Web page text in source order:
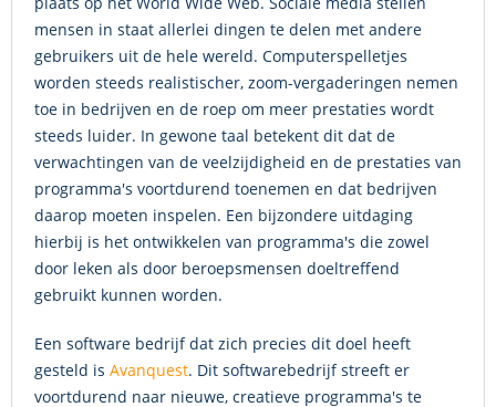
mensen in staat allerlei dingen te delen met andere
gebruikers uit de hele wereld. Computerspelletjes
worden steeds realistischer, zoom-vergaderingen nemen
toe in bedrijven en de roep om meer prestaties wordt
steeds luider. In gewone taal betekent dit dat de
verwachtingen van de veelzijdigheid en de prestaties van
programma's voortdurend toenemen en dat bedrijven
daarop moeten inspelen. Een bijzondere uitdaging
hierbij is het ontwikkelen van programma's die zowel
door leken als door beroepsmensen doeltreffend
gebruikt kunnen worden.
Een software bedrijf dat zich precies dit doel heeft
gesteld is Avanquest. Dit softwarebedrijf streeft er
voortdurend naar nieuwe, creatieve programma's te